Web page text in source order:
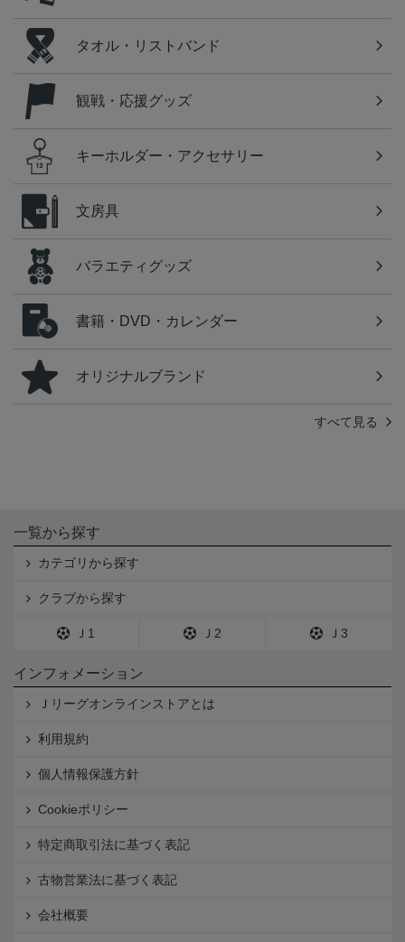
タオル・リストバンド
観戦・応援グッズ
キーホルダー・アクセサリー
文房具
バラエティグッズ
書籍・DVD・カレンダー
オリジナルブランド
すべて見る
一覧から探す
カテゴリから探す
クラブから探す
Ｊ1 Ｊ2 Ｊ3
インフォメーション
Ｊリーグオンラインストアとは
利用規約
個人情報保護方針
Cookieポリシー
特定商取引法に基づく表記
古物営業法に基づく表記
会社概要